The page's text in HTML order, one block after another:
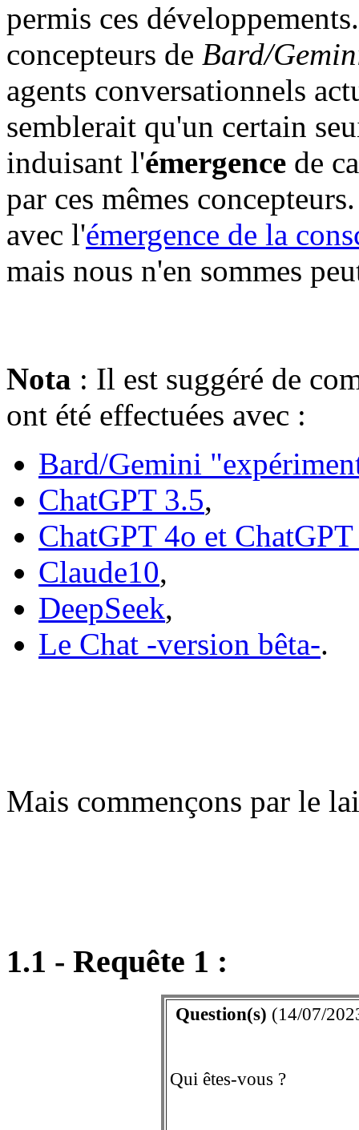
permis ces
concepteurs de Bard/
agents conversationnels
semblerait qu'un certain
induisant l'émergence de
par ces mêmes
avec l'émergence de la
mais nous n'en sommes
Nota : Il est suggéré de
ont été effectuées avec :
Bard/Gemini
ChatGPT 3.5,
ChatGPT 4o et
Claude10,
DeepSeek,
Le Chat -version bêta-.
Mais commençons par le
1.1 - Requête 1 :
Question(s) (14/07/
Qui êtes-vous ?